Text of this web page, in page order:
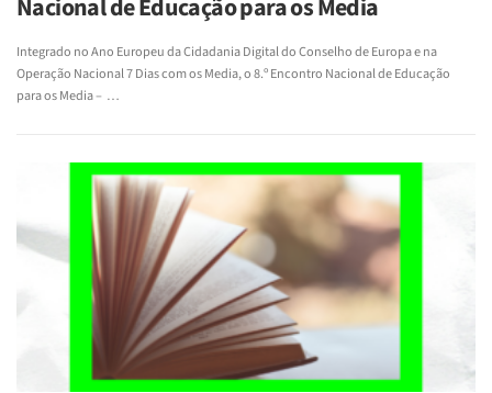
Nacional de Educação para os Media
Integrado no Ano Europeu da Cidadania Digital do Conselho de Europa e na
Operação Nacional 7 Dias com os Media, o 8.º Encontro Nacional de Educação
para os Media – …